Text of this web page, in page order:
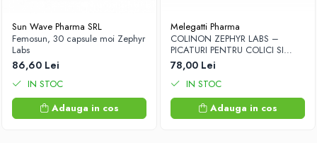
Altele-Suplimente alimentare
Sun Wave Pharma SRL
Femosun, 30 capsule moi Zephyr
Labs
86,60 Lei
IN STOC
Adauga in cos
Melegatti Pharma
COLINON ZEPHYR LABS –
PICATURI PENTRU COLICI SI
DIGESTIE USOARA
78,00 Lei
IN STOC
Adauga in cos